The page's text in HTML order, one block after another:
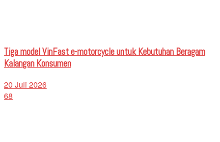
Tiga model VinFast e-motorcycle untuk Kebutuhan Beragam
Kalangan Konsumen
20 Juli 2026
68